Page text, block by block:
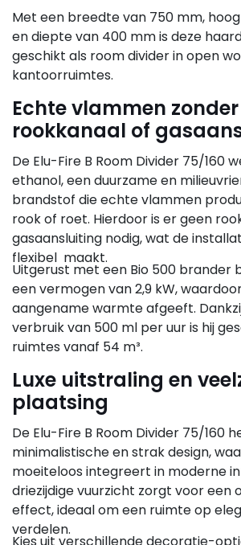
Met een breedte van 750 mm,
en diepte van 400 mm is deze
geschikt als room divider in open
kantoorruimtes.
Echte vlammen zonder
rookkanaal of
De Elu-Fire B Room Divider 75/160
ethanol, een duurzame en
brandstof die echte vlammen
rook of roet. Hierdoor is er geen
gasaansluiting nodig, wat de
flexibel maakt.
Uitgerust met een Bio 500 brander
een vermogen van 2,9 kW,
aangename warmte afgeeft.
verbruik van 500 ml per uur is hij
ruimtes vanaf 54 m³.
Luxe uitstraling en
plaatsing
De Elu-Fire B Room Divider 75/160
minimalistische en strak design,
moeiteloos integreert in moderne
driezijdige vuurzicht zorgt voor een
effect, ideaal om een ruimte op
verdelen.